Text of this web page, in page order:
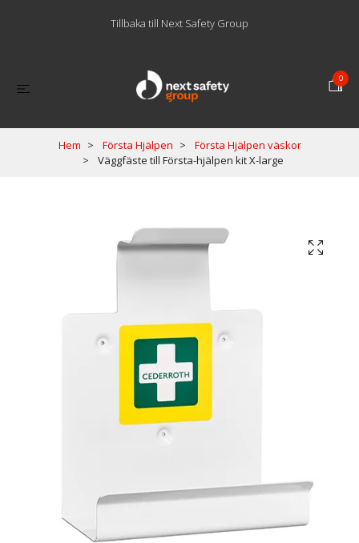
Tillbaka till Next Safety Group
0
Hem Första Hjälpen
Första Hjälpen väskor
Väggfäste till Första-hjälpen kit X-large